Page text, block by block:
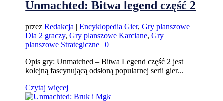
Unmachted: Bitwa legend część 2
przezRedakcja |Encyklopedia Gier,Gry planszowe
Dla 2 graczy,Gry planszowe Karciane,Gry
planszowe Strategiczne |0
Opis gry: Unmatched – Bitwa Legend część 2 jest
kolejną fascynującą odsłoną popularnej serii gier...
Czytaj więcej